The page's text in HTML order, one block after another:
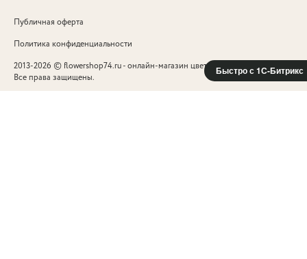
Публичная оферта
Политика конфиденциальности
2013-2026 © flowershop74.ru - онлайн-магазин цветов и подарков в
Все права защищены.
Быстро с 1С-Битрикс